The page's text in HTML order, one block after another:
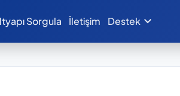
Sorgula İletişim Destek expand_more